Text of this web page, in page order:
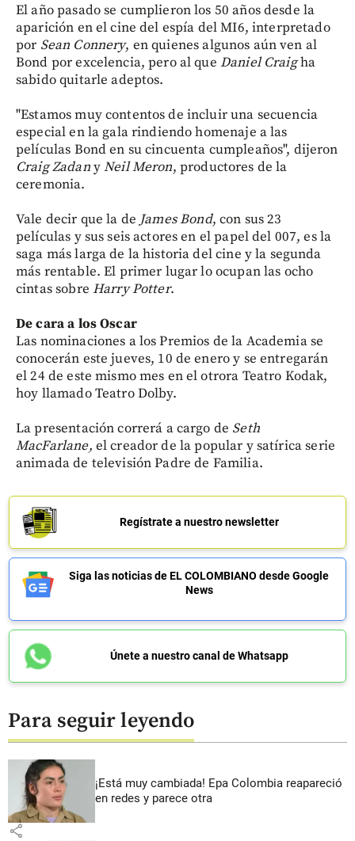
El año pasado se cumplieron los 50 años desde la
aparición en el cine del espía del MI6, interpretado
por Sean Connery, en quienes algunos aún ven al
Bond por excelencia, pero al que Daniel Craigha
sabido quitarle adeptos.
"Estamos muy contentos de incluir una secuencia
especial en la gala rindiendo homenaje a las
películas Bond en su cincuenta cumpleaños", dijeron
Craig ZadanyNeil Meron, productores de la
ceremonia.
Vale decir que la de JamesBond, con sus 23
películas y sus seis actores en el papel del 007, es la
saga más larga de la historia del cine y la segunda
más rentable. El primer lugar lo ocupan las ocho
cintas sobre HarryPotter.
De cara a los Oscar
Las nominaciones a los Premios de la Academia se
conocerán este jueves, 10 de enero y se entregarán
el 24 de este mismo mes en el otrora Teatro Kodak,
hoy llamado Teatro Dolby.
La presentación correrá a cargo de Seth
MacFarlane, el creador de la popular y satírica serie
animada de televisión Padre de Familia.
Regístrate a nuestro newsletter
Siga las noticias de EL COLOMBIANO desde Google
News
Únete a nuestro canal de Whatsapp
Para seguir leyendo
¡Está muy cambiada! Epa Colombia reapareció
en redes y parece otra
share